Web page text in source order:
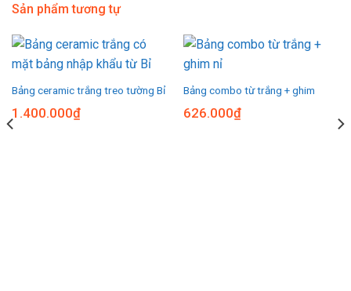
Sản phẩm tương tự
Bảng ceramic trắng treo tường Bỉ
1.400.000₫
Bảng combo từ trắng + ghim
626.000₫